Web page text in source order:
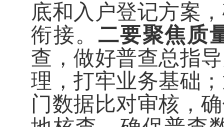
底和入户登记方案，
衔接。 二要聚焦质
查，做好普查总指
理，打牢业务基础
门数据比对审核，